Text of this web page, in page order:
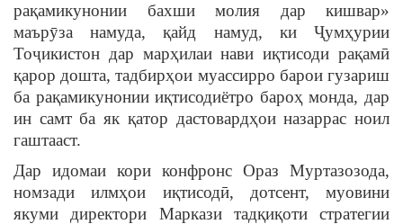
рақамикунонии бахши молия дар кишвар»
маърӯза намуда, қайд намуд, ки Ҷумҳурии
Тоҷикистон дар марҳилаи нави иқтисоди рақамӣ
қарор дошта, тадбирҳои муассирро барои гузариш
ба рақамикунонии иқтисодиётро бароҳ монда, дар
ин самт ба як қатор дастовардҳои назаррас ноил
гаштааст.
Дар идомаи кори конфронс Ораз Муртазозода,
номзади илмҳои иқтисодӣ, дотсент, муовини
якуми директори Маркази тадқиқоти стратегии